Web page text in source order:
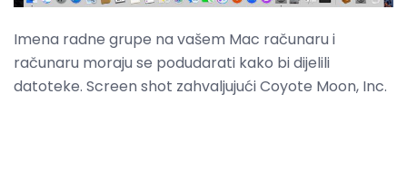
Imena radne grupe na vašem Mac računaru i
računaru moraju se podudarati kako bi dijelili
datoteke. Screen shot zahvaljujući Coyote Moon, Inc.